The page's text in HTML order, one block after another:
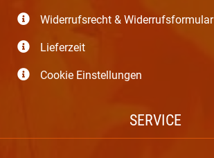
Widerrufsrecht & Widerrufsformular
Lieferzeit
Cookie Einstellungen
SERVICE